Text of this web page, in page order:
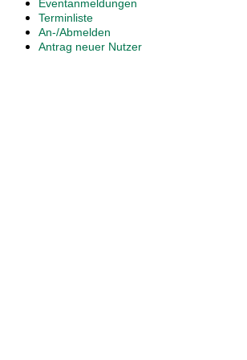
Eventanmeldungen
Terminliste
An-/Abmelden
Antrag neuer Nutzer